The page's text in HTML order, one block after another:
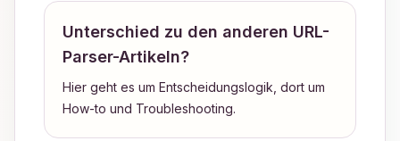
Unterschied zu den anderen URL-
Parser-Artikeln?
Hier geht es um Entscheidungslogik, dort um
How-to und Troubleshooting.